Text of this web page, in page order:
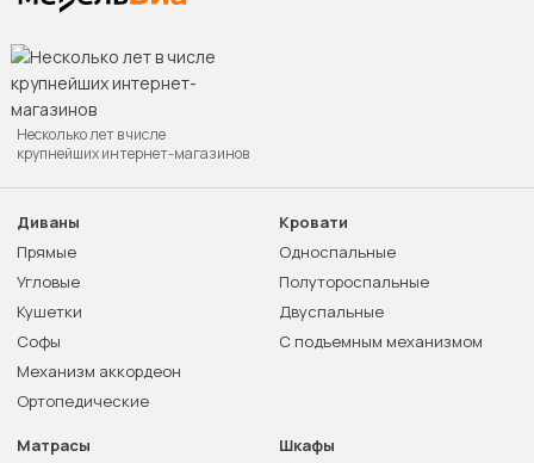
Несколько лет в числе
крупнейших интернет-магазинов
Диваны
Прямые
Угловые
Кушетки
Софы
Механизм аккордеон
Ортопедические
Кровати
Односпальные
Полутороспальные
Двуспальные
С подъемным механизмом
Матрасы
Шкафы